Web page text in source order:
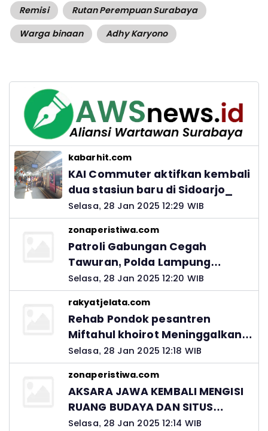
Remisi
Rutan Perempuan Surabaya
Warga binaan
Adhy Karyono
kabarhit.com
KAI Commuter aktifkan kembali
dua stasiun baru di Sidoarjo_
Selasa, 28 Jan 2025 12:29 WIB
zonaperistiwa.com
Patroli Gabungan Cegah
Tawuran, Polda Lampung
Ingatkan Peran Orang Tua
Selasa, 28 Jan 2025 12:20 WIB
rakyatjelata.com
Rehab Pondok pesantren
Miftahul khoirot Meninggalkan
Hutang Ke Material, Mantan
Kadis PUPR Harus Bertanggung
Jawab
Selasa, 28 Jan 2025 12:18 WIB
zonaperistiwa.com
AKSARA JAWA KEMBALI MENGISI
RUANG BUDAYA DAN SITUS
LELUHUR NUSANTARA
Selasa, 28 Jan 2025 12:14 WIB